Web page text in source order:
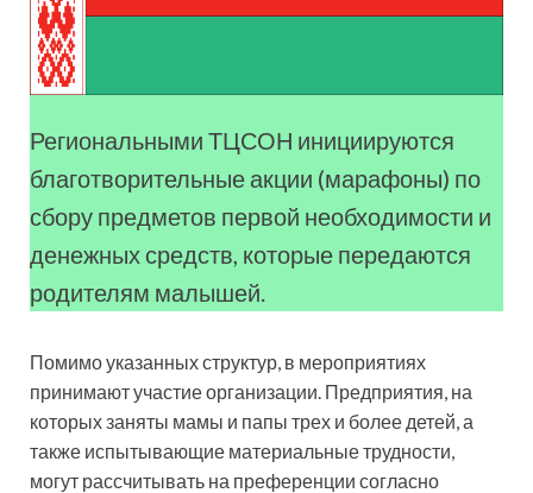
Региональными ТЦСОН инициируются
благотворительные акции (марафоны) по
сбору предметов первой необходимости и
денежных средств, которые передаются
родителям малышей.
Помимо указанных структур, в мероприятиях
принимают участие организации. Предприятия, на
которых заняты мамы и папы трех и более детей, а
также испытывающие материальные трудности,
могут рассчитывать на преференции согласно